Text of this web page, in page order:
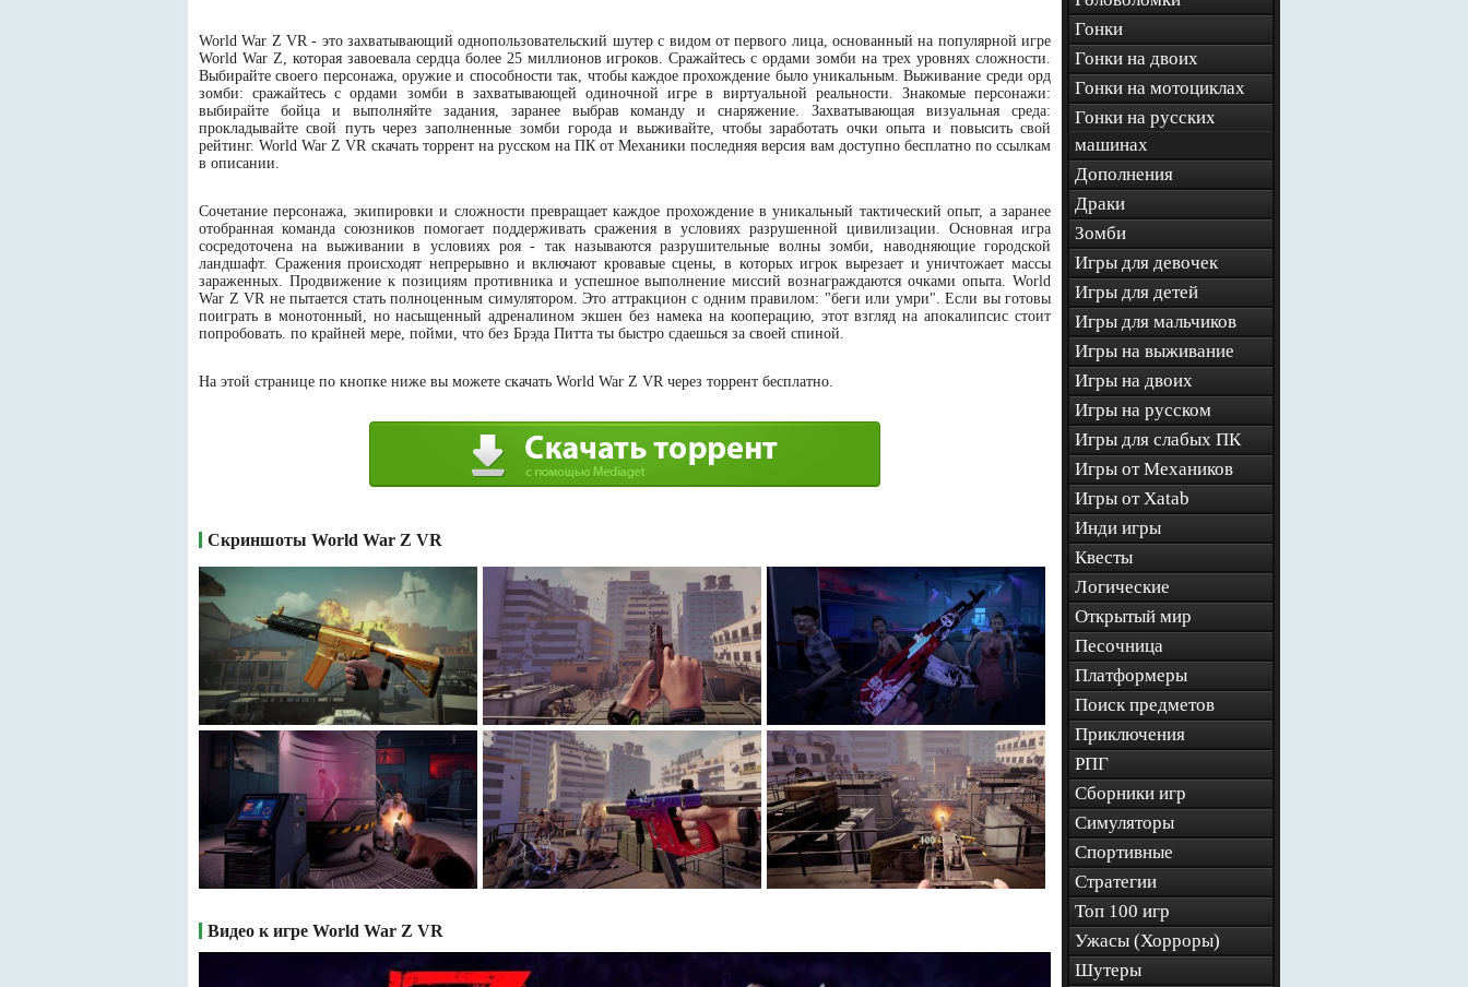
World War Z VR - это захватывающий однопользовательский шутер с видом от первого лица, основанный на популярной игре
World War Z, которая завоевала сердца более 25 миллионов игроков. Сражайтесь с ордами зомби на трех уровнях сложности.
Выбирайте своего персонажа, оружие и способности так, чтобы каждое прохождение было уникальным. Выживание среди орд
зомби: сражайтесь с ордами зомби в захватывающей одиночной игре в виртуальной реальности. Знакомые персонажи:
выбирайте бойца и выполняйте задания, заранее выбрав команду и снаряжение. Захватывающая визуальная среда:
прокладывайте свой путь через заполненные зомби города и выживайте, чтобы заработать очки опыта и повысить свой
рейтинг. World War Z VR скачать торрент на русском на ПК от Механики последняя версия вам доступно бесплатно по ссылкам
в описании.
Сочетание персонажа, экипировки и сложности превращает каждое прохождение в уникальный тактический опыт, а заранее
отобранная команда союзников помогает поддерживать сражения в условиях разрушенной цивилизации. Основная игра
сосредоточена на выживании в условиях роя - так называются разрушительные волны зомби, наводняющие городской
ландшафт. Сражения происходят непрерывно и включают кровавые сцены, в которых игрок вырезает и уничтожает массы
зараженных. Продвижение к позициям противника и успешное выполнение миссий вознаграждаются очками опыта. World
War Z VR не пытается стать полноценным симулятором. ​Это аттракцион с одним правилом: "беги или умри". Если вы готовы
поиграть в монотонный, но насыщенный адреналином экшен без намека на кооперацию, этот взгляд на апокалипсис стоит
попробовать. ​по крайней мере, пойми, что без Брэда Питта ты быстро сдаешься за своей спиной.
На этой странице по кнопке ниже вы можете скачать World War Z VR через торрент бесплатно.
Скриншоты World War Z VR
Видео к игре World War Z VR
Гонки
Гонки на двоих
Гонки на мотоциклах
Гонки на русских
машинах
Дополнения
Драки
Зомби
Игры для девочек
Игры для детей
Игры для мальчиков
Игры на выживание
Игры на двоих
Игры на русском
Игры для слабых ПК
Игры от Механиков
Игры от Xatab
Инди игры
Квесты
Логические
Открытый мир
Песочница
Платформеры
Поиск предметов
Приключения
РПГ
Сборники игр
Симуляторы
Спортивные
Стратегии
Топ 100 игр
Ужасы (Хорроры)
Шутеры